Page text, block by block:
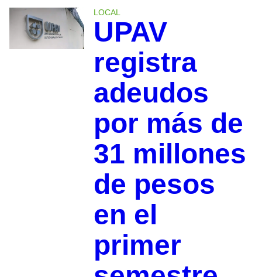
LOCAL
UPAV
registra
adeudos
por más de
31 millones
de pesos
en el
primer